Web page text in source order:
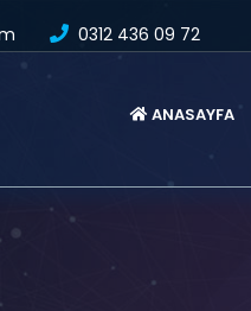
0312 436 09 72
ANASAYFA